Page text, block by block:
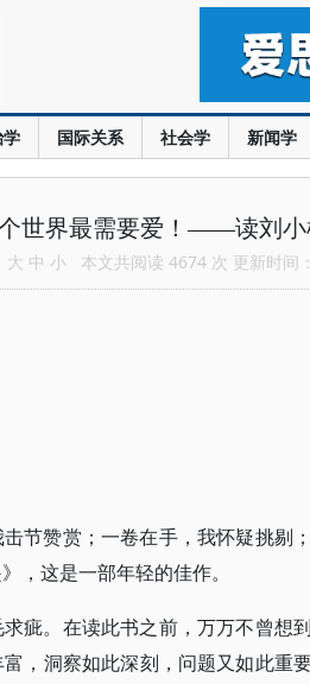
国际关系 社会学 新闻学
世界最需要爱！——读刘小
大 中 小 本文共阅读 4674 次 更新时间
节赞赏；一卷在手，我怀疑挑剔
，这是一部年轻的佳作。
疵。在读此书之前，万万不曾想
，洞察如此深刻，问题又如此重